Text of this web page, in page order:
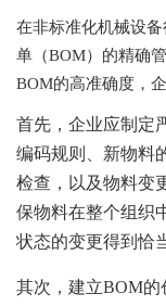
在非标准化机械设
单（BOM）的精确
BOM的高准确度，
首先，企业应制定
编码规则、新物料
检查，以及物料变
保物料在整个组织
状态的变更得到恰
其次，建立BOM